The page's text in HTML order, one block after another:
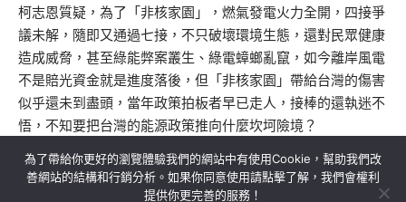
柯志恩質疑，為了「非核家園」，燃氣發電火力全開，四接爭
議未解，隨即又通過七接，不只破壞環境生態，還對民眾健康
造成威脅，甚至綠能弊案叢生、綠電蟑螂亂竄，如今離岸風電
不是賠光資金就是進度落後，但「非核家園」帶給台灣的傷害
似乎還未到盡頭，當年政策拍板者早已走人，接棒的還執迷不
悟，不知要把台灣的能源政策推向什麼坎坷險境？
為了帶給你更好的瀏覽體驗我們的網站中有使用Cookie，幫助我們改
善網站的結構和行銷分析。如果你同意使用請點擊了解，我們會權利
提供你更完善的服務！